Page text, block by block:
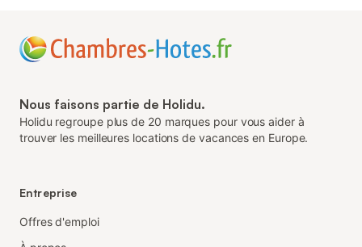
Nous faisons partie de Holidu.
Holidu regroupe plus de 20 marques pour vous aider à
trouver les meilleures locations de vacances en Europe.
Entreprise
Offres d'emploi